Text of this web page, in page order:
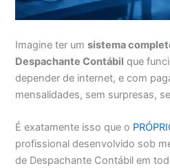
Imagine ter umsistema
Despachante Contábil que
depender de internet, e com
mensalidades, sem surpresas,
É exatamente isso que o
profissional desenvolvido sob
de Despachante Contábil em